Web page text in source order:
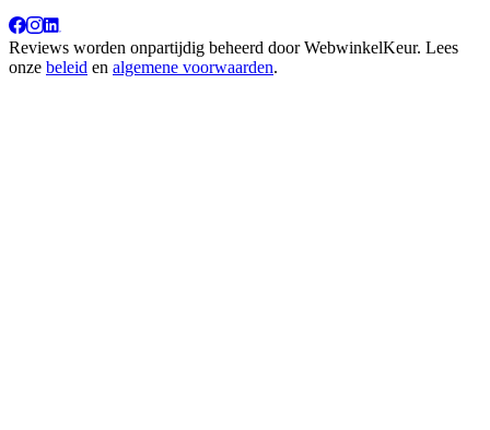
Reviews worden onpartijdig beheerd doorWebwinkelKeur. Lees
onze beleid en algemene voorwaarden.